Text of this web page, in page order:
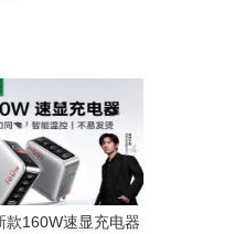
款160W速显充电器